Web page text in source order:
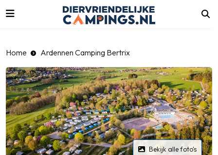
Home Ardennen Camping Bertrix
Bekijk alle foto's